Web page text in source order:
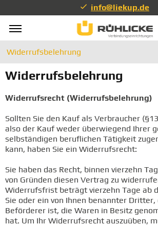
info@liekup.de
Widerrufsbelehrung
Widerrufsbelehrung
Widerrufsrecht (Widerrufsbelehrung)
Sollten Sie den Kauf als Verbraucher
also der Kauf weder überwiegend Ihrer
selbständigen beruflichen Tätigkeit
kann, haben Sie ein Widerrufsrecht:
Sie haben das Recht, binnen vierzehn
von Gründen diesen Vertrag zu
Widerrufsfrist beträgt vierzehn Tage ab
Sie oder ein von Ihnen benannter
Beförderer ist, die Waren in Besitz
hat. Um Ihr Widerrufsrecht auszuüben,